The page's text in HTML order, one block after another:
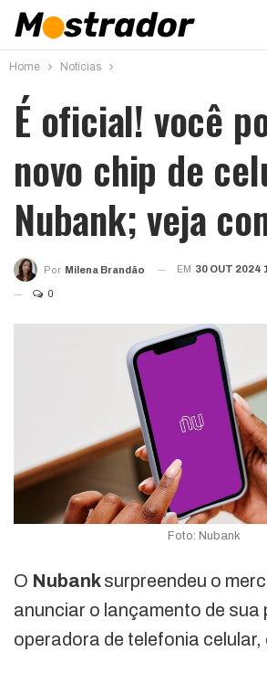
Home Notícias
É oficial! você
novo chip de
Nubank; veja
Por Milena Brandão EM 30 OUT 2024
0
Foto: Nubank
O Nubanksurpreendeu o
anunciar o lançamento de sua
operadora de telefonia celular,